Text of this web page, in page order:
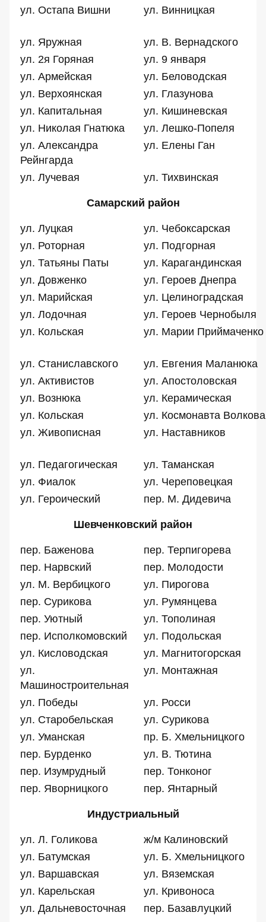
ул. Остапа Вишни
ул. Винницкая
ул. Яружная
ул. В. Вернадского
ул. 2я Горяная
ул. 9 января
ул. Армейская
ул. Беловодская
ул. Верхоянская
ул. Глазунова
ул. Капитальная
ул. Кишиневская
ул. Николая Гнатюка
ул. Лешко-Попеля
ул. Александра
Рейнгарда
ул. Елены Ган
ул. Лучевая ул. Тихвинская
Самарский район
ул. Луцкая
ул. Чебоксарская
ул. Роторная
ул. Подгорная
ул. Татьяны Паты
ул. Карагандинская
ул. Довженко
ул. Героев Днепра
ул. Марийская
ул. Целиноградская
ул. Лодочная
ул. Героев Чернобыля
ул. Кольская
ул. Марии Приймаченко
ул. Станиславского
ул. Евгения Маланюка
ул. Активистов
ул. Апостоловская
ул. Вознюка
ул. Керамическая
ул. Кольская
ул. Космонавта Волкова
ул. Живописная
ул. Наставников
ул. Педагогическая
ул. Таманская
ул. Фиалок
ул. Череповецкая
ул. Героический
пер. М. Дидевича
Шевченковский район
пер. Баженова
пер. Терпигорева
пер. Нарвский
пер. Молодости
ул. М. Вербицкого
ул. Пирогова
пер. Сурикова
ул. Румянцева
пер. Уютный
ул. Тополиная
пер. Исполкомовский
ул. Подольская
ул. Кисловодская
ул. Магнитогорская
ул.
Машиностроительная
ул. Монтажная
ул. Победы
ул. Росси
ул. Старобельская
ул. Сурикова
ул. Уманская
пр. Б. Хмельницкого
пер. Бурденко
ул. В. Тютина
пер. Изумрудный
пер. Тонконог
пер. Яворницкого
пер. Янтарный
Индустриальный
ул. Л. Голикова
ж/м Калиновский
ул. Батумская
ул. Б. Хмельницкого
ул. Варшавская
ул. Вяземская
ул. Карельская
ул. Кривоноса
ул. Дальневосточная
пер. Базавлуцкий